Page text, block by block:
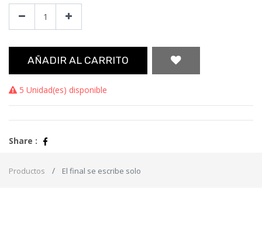
AÑADIR AL CARRITO
5 Unidad(es) disponible
Share :
Productos El final se escribe solo